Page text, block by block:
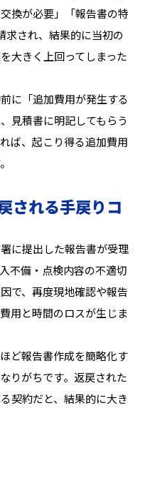
換が必要」「報告書の特
求され、結果的に当初の
大きく上回ってしまった
に「追加費用が発生する
見積書に明記してもらう
ば、起こり得る追加費用
される手戻りコ
に提出した報告書が受理
不備・点検内容の不適切
で、再度現地確認や報告
用と時間のロスが生じま
ど報告書作成を簡略化す
りがちです。返戻された
契約だと、結果的に大き